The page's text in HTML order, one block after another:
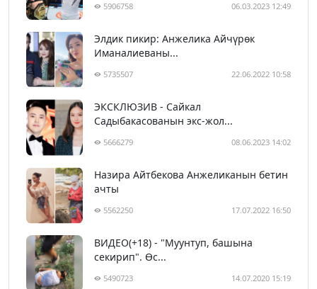
5906758 06.03.2023 12:49
Элдик пикир: Анжелика Айчүрөк
Иманалиеваны...
5735507 22.06.2022 10:58
ЭКСКЛЮЗИВ - Сайкал
Садыбакасованын экс-жол...
5666279 08.06.2023 14:02
Назира Айтбекова Анжеликанын бетин
ачты
5562250 17.07.2022 16:50
ВИДЕО(+18) - "Муунтуп, башына
секирип". Өс...
5490723 14.07.2020 15:19